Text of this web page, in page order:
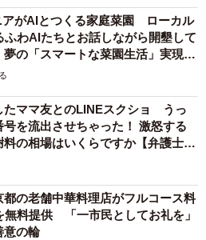
アがAIとつくる家庭菜園 ローカル
ふわAIたちとお話しながら開墾して
の「スマートな菜園生活」実現な
たママ友とのLINEスクショ うっ
号を流出させちゃった！ 激怒する
の相場はいくらですか【弁護士が
都の老舗中華料理店がフルコース料
無料提供 「一市民としてお礼を」
意の輪